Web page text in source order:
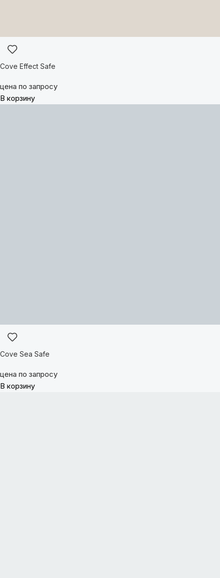
Cove Effect Safe
цена по запросу
В корзину
Cove Sea Safe
цена по запросу
В корзину